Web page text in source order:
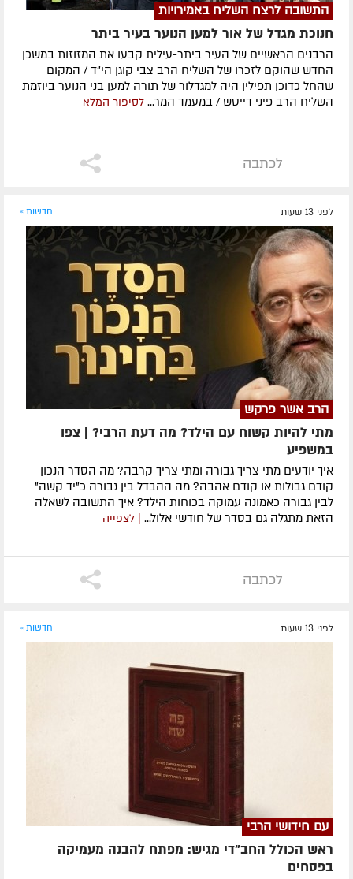
התשובה לרצח השליח באמירויות
חנוכת מגדל של אור למען הנוער בעיר ביתר
הרבנים הראשיים של העיר ביתר-עילית קבעו את המזוזות במשכן
החדש שהוקם לזכרו של השליח הרב צבי קוגן הי"ד / המקום
שהחל כדוכן תפילין היה למגדלור של תורה למען בני הנוער ביוזמת
השליח הרב פיני דייטש / במעמד המר... לסיפור המלא
לכתבה
לפני 13 שעות חדשות »
הרב אשר פרקש
מתי להיות קשוח עם הילד? מה דעת הרבי? | צפו
במשפיע
איך יודעים מתי צריך גבורה ומתי צריך קרבה? מה הסדר הנכון -
קודם גבולות או קודם אהבה? מה ההבדל בין גבורה כ"יד קשה"
לבין גבורה כאמונה עמוקה בכוחות הילד? איך התשובה לשאלה
הזאת מתגלה גם בסדר של חודשי אלול...
| לצפייה
לכתבה
לפני 13 שעות חדשות »
עם חידושי הרבי
ראש הכולל החב"די מגיש: מפתח להבנה מעמיקה
בפסחים